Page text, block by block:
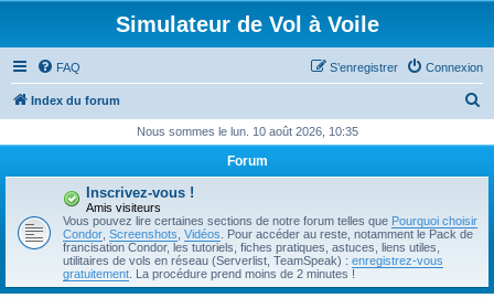
Simulateur de Vol à Voile
FAQ Connexion
S’enregistrer
Index du forum
h
h
Nous sommes le lun. 10 août 2026, 10:35
Forum
Inscrivez-vous !
Amis visiteurs
Vous pouvez lire certaines sections de notre forum telles que Pourquoi choisir
Condor Screenshots Vidéos . Pour accéder au reste, notamment le Pack de
francisation Condor, les tutoriels, fiches pratiques, astuces, liens utiles,
utilitaires de vols en réseau (Serverlist, TeamSpeak) : enregistrez-vous
gratuitement . La procédure prend moins de 2 minutes !